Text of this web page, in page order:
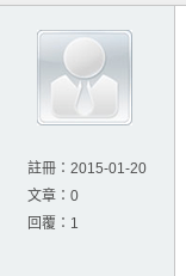
註冊： 2015-01-20
文章： 0
回覆： 1